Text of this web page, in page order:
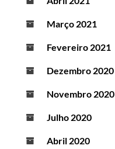
Março 2021
Fevereiro 2021
Dezembro 2020
Novembro 2020
Julho 2020
Abril 2020